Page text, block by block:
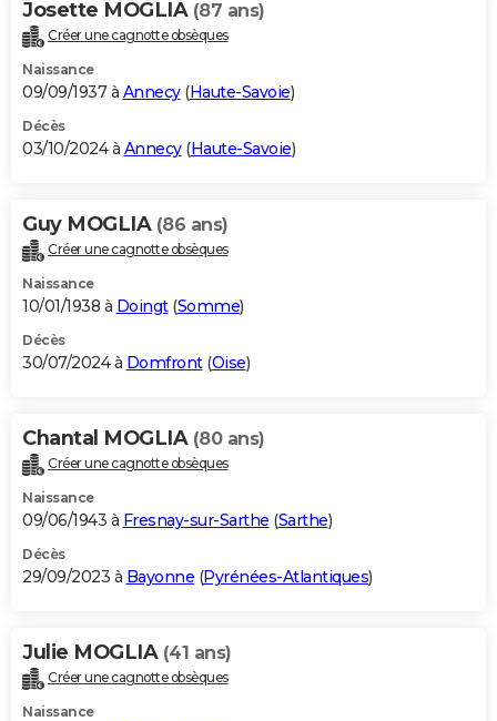
Josette MOGLIA (87 ans)
Créer une cagnotte obsèques
Naissance
09/09/1937 à Annecy(Haute-Savoie)
Décès
03/10/2024 à Annecy(Haute-Savoie)
Guy MOGLIA (86 ans)
Créer une cagnotte obsèques
Naissance
10/01/1938 à Doingt(Somme)
Décès
30/07/2024 à Domfront(Oise)
Chantal MOGLIA (80 ans)
Créer une cagnotte obsèques
Naissance
09/06/1943 à Fresnay-sur-Sarthe (Sarthe)
Décès
29/09/2023 à Bayonne (Pyrénées-Atlantiques)
Julie MOGLIA (41 ans)
Créer une cagnotte obsèques
Naissance